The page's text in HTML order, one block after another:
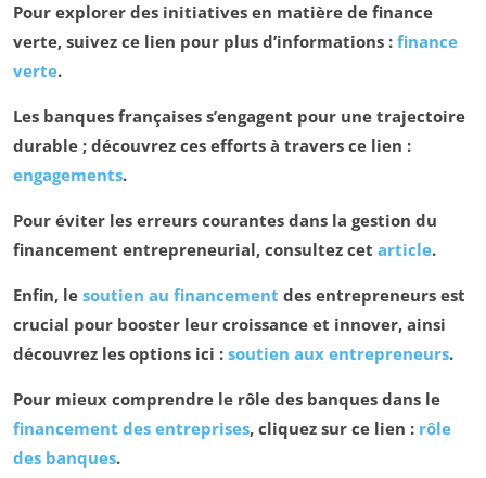
Pour explorer des initiatives en matière de finance
verte, suivez ce lien pour plus d’informations : finance
verte.
Les banques françaises s’engagent pour une trajectoire
durable ; découvrez ces efforts à travers ce lien :
engagements.
Pour éviter les erreurs courantes dans la gestion du
financement entrepreneurial, consultez cet article.
Enfin, le soutien au financement des entrepreneurs est
crucial pour booster leur croissance et innover, ainsi
découvrez les options ici : soutien aux entrepreneurs.
Pour mieux comprendre le rôle des banques dans le
financement des entreprises, cliquez sur ce lien : rôle
des banques.